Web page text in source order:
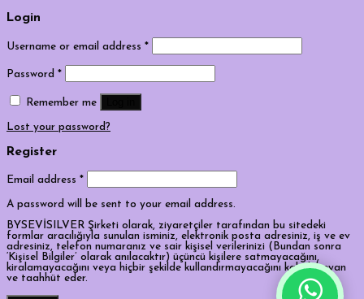
Login
Username or email address *
Password *
Remember me
Lost your password?
Register
Email address *
A password will be sent to your email address.
BYSEVİSILVER Şirketi olarak, ziyaretçiler tarafından bu sitedeki
formlar aracılığıyla sunulan isminiz, elektronik posta adresiniz, iş ve ev
adresiniz, telefon numaranız ve sair kişisel verilerinizi (Bundan sonra
‘Kişisel Bilgiler’ olarak anılacaktır) üçüncü kişilere satmayacağını,
kiralamayacağını veya hiçbir şekilde kullandırmayacağını kabul, beyan
ve taahhüt eder.